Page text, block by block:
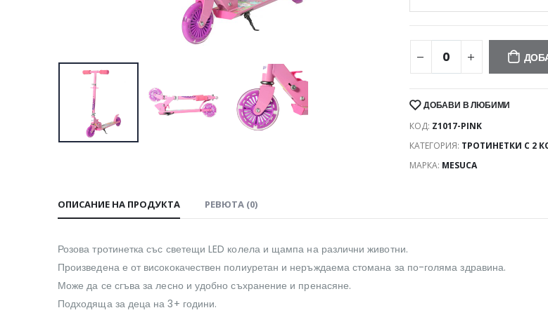
ДОБАВИ В ЛЮБИМИ
КОД: Z1017-PINK
КАТЕГОРИЯ: ТРОТИНЕТКИ С 2
МАРКА: MESUCA
ОПИСАНИЕ НА ПРОДУКТА РЕВЮТА (0)
Розова тротинетка със светещи LED колела и щампа на различни животни.
Произведена е от висококачествен полиуретан и неръждаема стомана за по-голяма здравина.
Може да се сгъва за лесно и удобно съхранение и пренасяне.
Подходяща за деца на 3+ години.